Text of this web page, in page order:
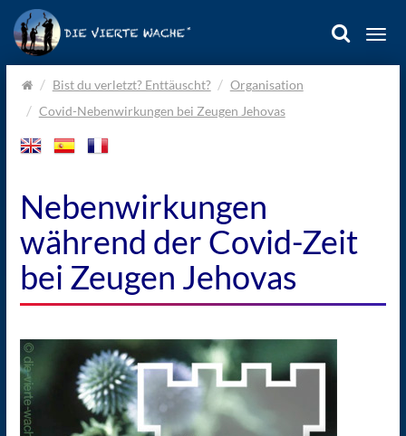
Home.Bist du verletzt? Enttäuscht?
Organisation
Covid-Nebenwirkungen bei Zeugen Jehovas
Nebenwirkungen
während der Covid-Zeit
bei Zeugen Jehovas